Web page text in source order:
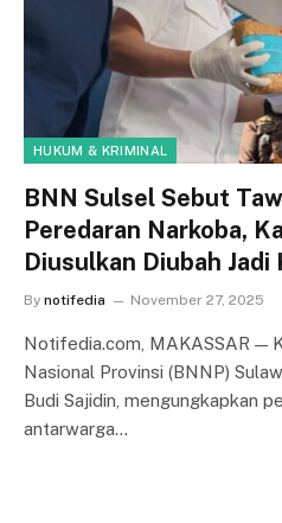
HUKUM & KRIMINAL
BNN Sulsel Sebut
Peredaran Narkoba,
Diusulkan Diubah
By notifedia November 27, 2025
Notifedia.com, MAKASSAR —
Nasional Provinsi (BNNP)
Budi Sajidin, mengungkapkan
antarwarga…